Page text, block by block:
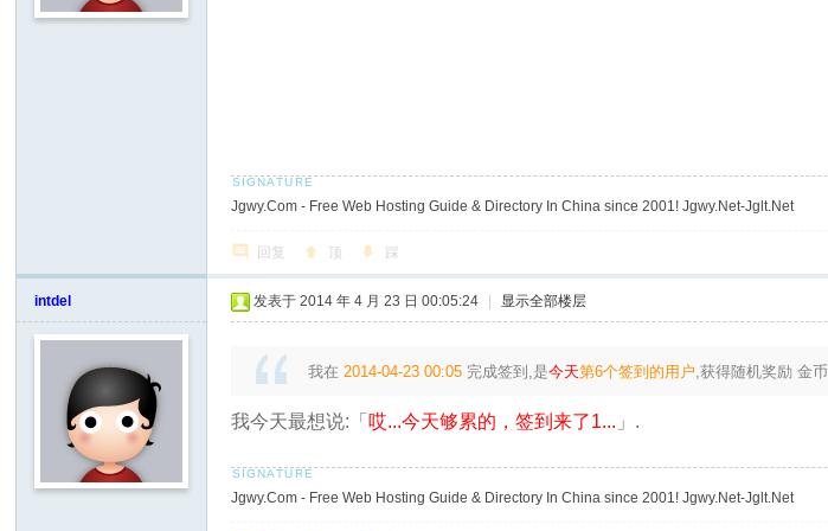
Jgwy.Com - Free Web Hosting Guide & Directory In China since 2001! Jgwy.Net-Jglt.Net
回复 顶 踩
intdel 发表于 2014 年 4 月 23 日 00:05:24 显示全部楼层
我在 2014-04-23 00:05 完成签到,是今天第6个签到的用户,获得随机奖励金币
我今天最想说:「 哎...今天够累的，签到来了1... 」.
Jgwy.Com - Free Web Hosting Guide & Directory In China since 2001! Jgwy.Net-Jglt.Net